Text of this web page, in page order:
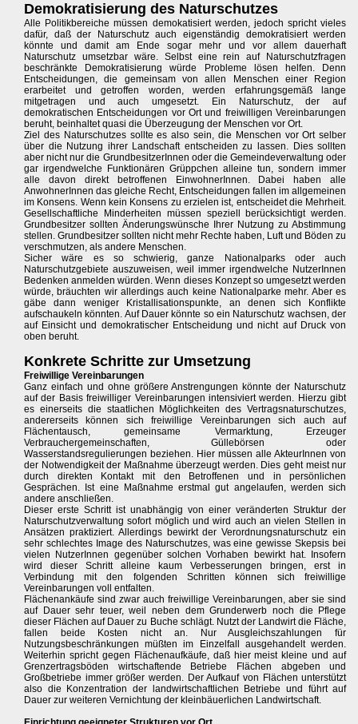
Demokratisierung des Naturschutzes
Alle Politikbereiche müssen demokatisiert werden, jedoch spricht vieles
dafür, daß der Naturschutz auch eigenständig demokratisiert werden
könnte und damit am Ende sogar mehr und vor allem dauerhaft
Naturschutz umsetzbar wäre. Selbst eine rein auf Naturschutzfragen
beschränkte Demokratisierung würde Probleme lösen helfen. Denn
Entscheidungen, die gemeinsam von allen Menschen einer Region
erarbeitet und getroffen worden, werden erfahrungsgemäß lange
mitgetragen und auch umgesetzt. Ein Naturschutz, der auf
demokratischen Entscheidungen vor Ort und freiwilligen Vereinbarungen
beruht, beinhaltet quasi die Überzeugung der Menschen vor Ort.
Ziel des Naturschutzes sollte es also sein, die Menschen vor Ort selber
über die Nutzung ihrer Landschaft entscheiden zu lassen. Dies sollten
aber nicht nur die GrundbesitzerInnen oder die Gemeindeverwaltung oder
gar irgendwelche Funktionären Grüppchen alleine tun, sondern immer
alle davon direkt betroffenen EinwohnerInnen. Dabei haben alle
AnwohnerInnen das gleiche Recht, Entscheidungen fallen im allgemeinen
im Konsens. Wenn kein Konsens zu erzielen ist, entscheidet die Mehrheit.
Gesellschaftliche Minderheiten müssen speziell berücksichtigt werden.
Grundbesitzer sollten Änderungswünsche Ihrer Nutzung zu Abstimmung
stellen. Grundbesitzer sollten nicht mehr Rechte haben, Luft und Böden zu
verschmutzen, als andere Menschen.
Sicher wäre es so schwierig, ganze Nationalparks oder auch
Naturschutzgebiete auszuweisen, weil immer irgendwelche NutzerInnen
Bedenken anmelden würden. Wenn dieses Konzept so umgesetzt werden
würde, bräuchten wir allerdings auch keine Nationalparke mehr. Aber es
gäbe dann weniger Kristallisationspunkte, an denen sich Konflikte
aufschaukeln könnten. Auf Dauer könnte so ein Naturschutz wachsen, der
auf Einsicht und demokratischer Entscheidung und nicht auf Druck von
oben beruht.
Konkrete Schritte zur Umsetzung
Freiwillige Vereinbarungen
Ganz einfach und ohne größere Anstrengungen könnte der Naturschutz
auf der Basis freiwilliger Vereinbarungen intensiviert werden. Hierzu gibt
es einerseits die staatlichen Möglichkeiten des Vertragsnaturschutzes,
andererseits können sich freiwillige Vereinbarungen sich auch auf
Flächentausch, gemeinsame Vermarktung, Erzeuger
Verbrauchergemeinschaften, Güllebörsen oder
Wasserstandsregulierungen beziehen. Hier müssen alle AkteurInnen von
der Notwendigkeit der Maßnahme überzeugt werden. Dies geht meist nur
durch direkten Kontakt mit den Betroffenen und in persönlichen
Gesprächen. Ist eine Maßnahme erstmal gut angelaufen, werden sich
andere anschließen.
Dieser erste Schritt ist unabhängig von einer veränderten Struktur der
Naturschutzverwaltung sofort möglich und wird auch an vielen Stellen in
Ansätzen praktiziert. Allerdings bewirkt der Verordnungsnaturschutz ein
sehr schlechtes Image des Naturschutzes, was eine gewisse Skepsis bei
vielen NutzerInnen gegenüber solchen Vorhaben bewirkt hat. Insofern
wird dieser Schritt alleine kaum Verbesserungen bringen, erst in
Verbindung mit den folgenden Schritten können sich freiwillige
Vereinbarungen voll entfalten.
Flächenankäufe sind zwar auch freiwillige Vereinbarungen, aber sie sind
auf Dauer sehr teuer, weil neben dem Grunderwerb noch die Pflege
dieser Flächen auf Dauer zu Buche schlägt. Nutzt der Landwirt die Fläche,
fallen beide Kosten nicht an. Nur Ausgleichszahlungen für
Nutzungsbeschränkungen müßten im Einzelfall ausgehandelt werden.
Weiterhin spricht gegen Flächenaufkäufe, daß hier meist kleine und auf
Grenzertragsböden wirtschaftende Betriebe Flächen abgeben und
Großbetriebe immer größer werden. Der Aufkauf von Flächen unterstützt
also die Konzentration der landwirtschaftlichen Betriebe und führt auf
Dauer zur weiteren Vernichtung der kleinbäuerlichen Landwirtschaft.